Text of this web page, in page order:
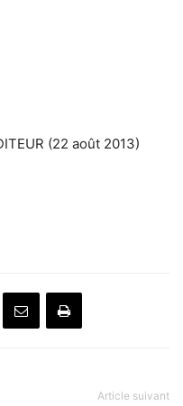
(22 août 2013)
Article suivant